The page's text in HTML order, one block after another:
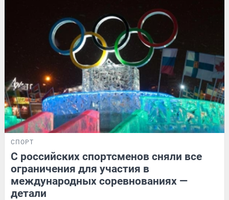
СПОРТ
С российских спортсменов сняли все
ограничения для участия в
международных соревнованиях —
детали